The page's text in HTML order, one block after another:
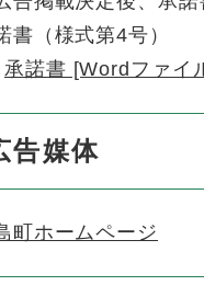
（様式第4号）
承諾書 [Wordファイ
告媒体
町ホームページ